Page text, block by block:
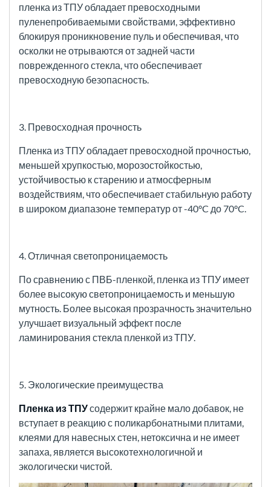
пленка из ТПУ обладает превосходными
пуленепробиваемыми свойствами, эффективно
блокируя проникновение пуль и обеспечивая, что
осколки не отрываются от задней части
поврежденного стекла, что обеспечивает
превосходную безопасность.
3. Превосходная прочность
Пленка из ТПУ обладает превосходной прочностью,
меньшей хрупкостью, морозостойкостью,
устойчивостью к старению и атмосферным
воздействиям, что обеспечивает стабильную работу
в широком диапазоне температур от -40°C до 70°C.
4. Отличная светопроницаемость
По сравнению с ПВБ-пленкой, пленка из ТПУ имеет
более высокую светопроницаемость и меньшую
мутность. Более высокая прозрачность значительно
улучшает визуальный эффект после
ламинирования стекла пленкой из ТПУ.
5. Экологические преимущества
Пленка из ТПУсодержит крайне мало добавок, не
вступает в реакцию с поликарбонатными плитами,
клеями для навесных стен, нетоксична и не имеет
запаха, является высокотехнологичной и
экологически чистой.